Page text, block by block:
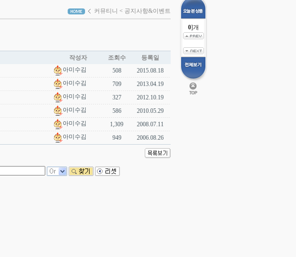
커뮤티니 < 공지사항&이벤트
작성자 조회수
등록일
아미수김 508
2015.08.18
아미수김 709
2013.04.19
아미수김 327
2012.10.19
아미수김 586
2010.05.29
아미수김 1,309
2008.07.11
아미수김 949 2006.08.26
0]개